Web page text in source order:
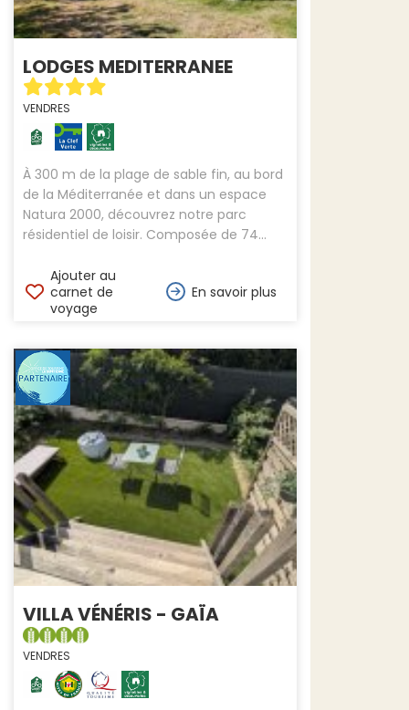
LODGES MEDITERRANEE
VENDRES
À 300 m de la plage de sable fin, au bord
de la Méditerranée et dans un espace
Natura 2000, découvrez notre parc
résidentiel de loisir. Composée de 74...
Ajouter au
carnet de
voyage
En savoir plus
VILLA VÉNÉRIS - GAÏA
VENDRES